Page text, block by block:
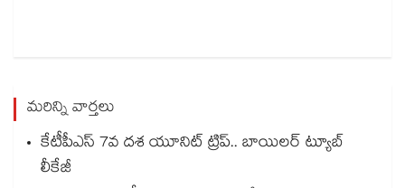
మరిన్ని వార్తలు
కేటీపీఎస్ 7వ దశ యూనిట్ ట్రిప్.. బాయిలర్ ట్యూబ్
లీకేజీ